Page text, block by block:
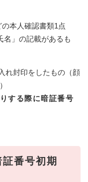
本人確認書類1点
」の記載があるも
れ封印をしたもの（顔
する際に暗証番号
番号初期